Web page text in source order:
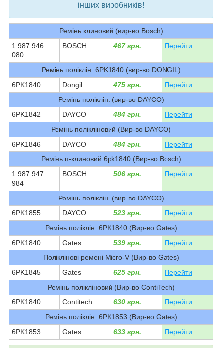
інших виробників!
Ремінь клиновий (вир-во Bosch)
1 987 946
080
BOSCH 467 грн. Перейти
Ремінь поліклін. 6PK1840 (вир-во DONGIL)
6PK1840
Dongil 475 грн.
Перейти
Ремінь поліклін. (вир-во DAYCO)
6PK1842
DAYCO 484 грн.
Перейти
Ремінь полікліновий (Вир-во DAYCO)
6PK1846
DAYCO 484 грн.
Перейти
Ремінь п-клиновий 6pk1840 (Вир-во Bosch)
1 987 947
984
BOSCH 506 грн. Перейти
Ремінь поліклін. (вир-во DAYCO)
6PK1855
DAYCO 523 грн.
Перейти
Ремінь поліклін. 6PK1840 (Вир-во Gates)
6PK1840
Gates 539 грн.
Перейти
Поліклінові ремені Micro-V (Вир-во Gates)
6PK1845
Gates 625 грн.
Перейти
Ремінь полікліновий (Вир-во ContiTech)
6PK1840
Contitech 630 грн.
Перейти
Ремінь поліклін. 6PK1853 (Вир-во Gates)
6PK1853
Gates 633 грн. Перейти